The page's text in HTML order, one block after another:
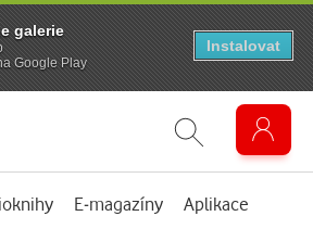
E-magazíny Aplikace
galerie
Google Play
Instalovat